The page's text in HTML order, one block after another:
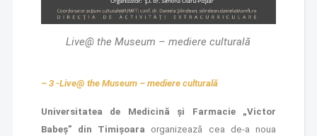
Live@ the Museum – mediere culturală
– 3 -Live@ the Museum – mediere culturală
Universitatea de Medicină și Farmacie „Victor
Babeș” din Timișoara organizează cea de-a noua